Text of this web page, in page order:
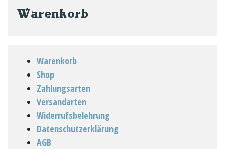
können
auf
Warenkorb
Warenkorb
Shop
Zahlungsarten
Versandarten
Widerrufsbelehrung
Datenschutzerklärung
AGB